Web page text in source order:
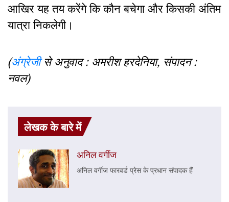
आखिर यह तय करेंगे कि कौन बचेगा और किसकी अंतिम
यात्रा निकलेगी।
(अंग्रेजीसे अनुवाद : अमरीश हरदेनिया, संपादन :
नवल)
लेखक के बारे में
अनिल वर्गीज
अनिल वर्गीज फारवर्ड प्रेस के प्रधान संपादक हैं